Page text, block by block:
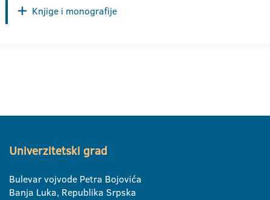
Knjige i monografije
Univerzitetski grad
Bulevar vojvode Petra Bojovića
Banja Luka, Republika Srpska